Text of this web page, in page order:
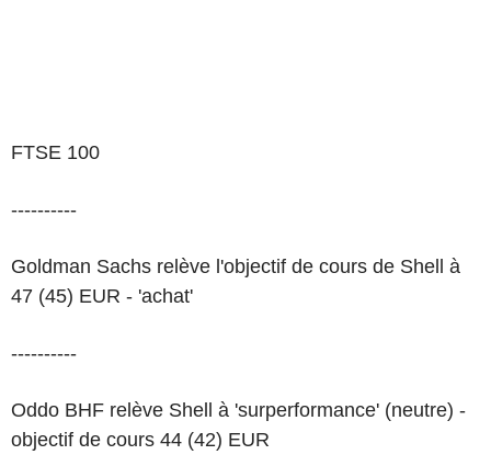
FTSE 100
----------
Goldman Sachs relève l'objectif de cours de Shell à
47 (45) EUR - 'achat'
----------
Oddo BHF relève Shell à 'surperformance' (neutre) -
objectif de cours 44 (42) EUR